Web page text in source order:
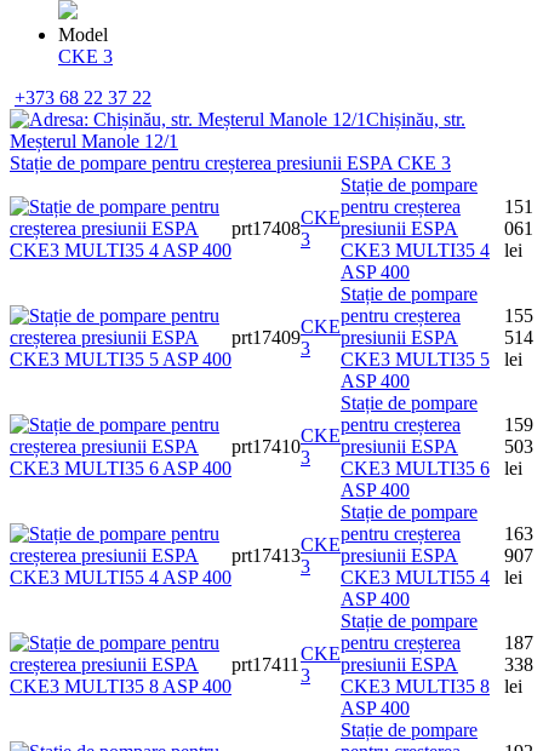
Model
CKE 3
+373 68 22 37 22
Chișinău, str.
Meșterul Manole 12/1
Stație de pompare pentru creșterea presiunii ESPA СКЕ 3
prt17408
CKE
3
Stație de pompare
pentru creșterea
presiunii ESPA
CKE3 MULTI35 4
ASP 400
151
061
lei
prt17409
CKE
3
Stație de pompare
pentru creșterea
presiunii ESPA
CKE3 MULTI35 5
ASP 400
155
514
lei
prt17410
CKE
3
Stație de pompare
pentru creșterea
presiunii ESPA
CKE3 MULTI35 6
ASP 400
159
503
lei
prt17413
CKE
3
Stație de pompare
pentru creșterea
presiunii ESPA
CKE3 MULTI55 4
ASP 400
163
907
lei
prt17411
CKE
3
Stație de pompare
pentru creșterea
presiunii ESPA
CKE3 MULTI35 8
ASP 400
187
338
lei
Stație de pompare